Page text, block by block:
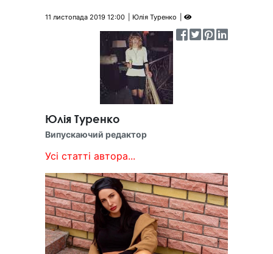
11 листопада 2019 12:00 Юлія Туренко
Юлія Туренко
Випускаючий редактор
Усі статті автора...